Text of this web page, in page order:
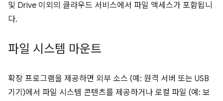
및 Drive 이외의 클라우드 서비스에서 파일 액세스가 포함됩니
다.
파일 시스템 마운트
확장 프로그램을 제공하면 외부 소스 (예: 원격 서버 또는 USB
기기)에서 파일 시스템 콘텐츠를 제공하거나 로컬 파일 (예: 보